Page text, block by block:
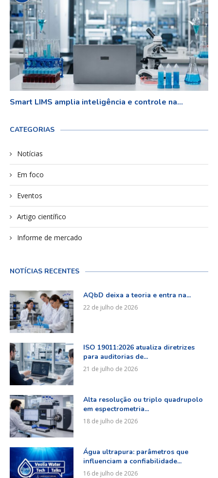
Smart LIMS amplia inteligência e controle na...
CATEGORIAS
Notícias
Em foco
Eventos
Artigo científico
Informe de mercado
NOTÍCIAS RECENTES
AQbD deixa a teoria e entra na...
22 de julho de 2026
ISO 19011:2026 atualiza diretrizes
para auditorias de...
21 de julho de 2026
Alta resolução ou triplo quadrupolo
em espectrometria...
18 de julho de 2026
Água ultrapura: parâmetros que
influenciam a confiabilidade...
16 de julho de 2026